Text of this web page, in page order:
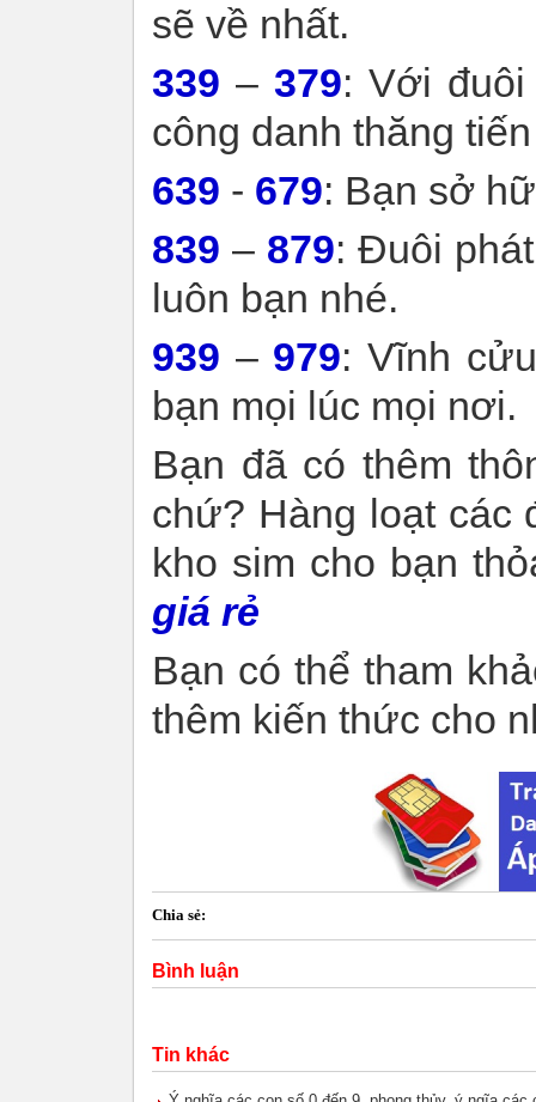
sẽ về nhất.
339 – 379: Với
công danh thăng
639 - 679: Bạn sở
839 – 879: Đuôi
luôn bạn nhé.
939 – 979: Vĩnh
bạn mọi lúc mọi nơi.
Bạn đã có thêm
chứ? Hàng loạt các
kho sim cho bạn
giá rẻ
Bạn có thể tham
thêm kiến thức cho
Chia sẻ:
Bình luận
Tin khác